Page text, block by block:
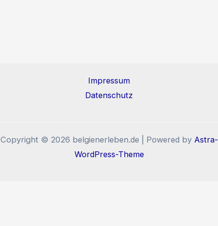
Impressum
Datenschutz
Copyright © 2026 belgienerleben.de | Powered by Astra-
WordPress-Theme